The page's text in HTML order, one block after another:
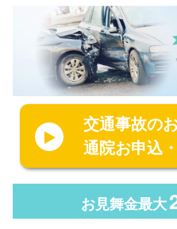
交通事故の
通院お申込
お見舞金最大